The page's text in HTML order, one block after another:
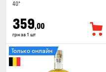
40°
359,00
грн за 1 шт
Только онлайн